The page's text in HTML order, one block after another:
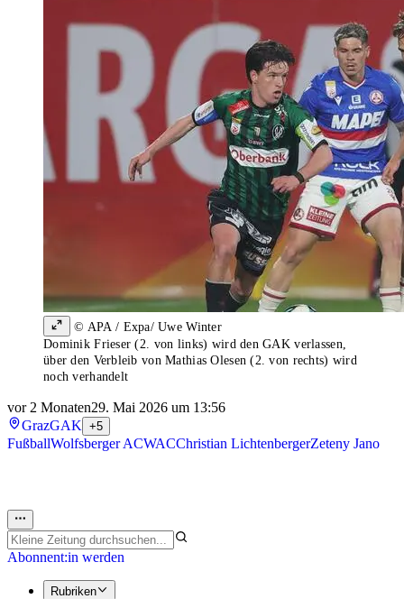
© APA / Expa/ Uwe Winter
Dominik Frieser (2. von links) wird den GAK verlassen,
über den Verbleib von Mathias Olesen (2. von rechts) wird
noch verhandelt
vor 2 Monaten29. Mai 2026 um 13:56
GrazGAK +5
FußballWolfsberger ACWACChristian LichtenbergerZeteny Jano
Abonnent:in werden
Rubriken